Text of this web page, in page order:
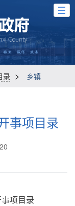
录 > 乡镇
事项目录
项目录